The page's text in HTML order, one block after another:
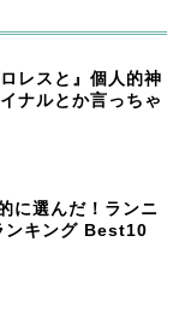
レスと』個人的神
ナルとか言っちゃ
に選んだ！ランニ
ンキング Best10